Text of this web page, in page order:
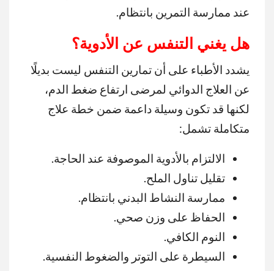
عند ممارسة التمرين بانتظام.
هل يغني التنفس عن الأدوية؟
يشدد الأطباء على أن تمارين التنفس ليست بديلًا
عن العلاج الدوائي لمرضى ارتفاع ضغط الدم،
لكنها قد تكون وسيلة داعمة ضمن خطة علاج
متكاملة تشمل:
الالتزام بالأدوية الموصوفة عند الحاجة.
تقليل تناول الملح.
ممارسة النشاط البدني بانتظام.
الحفاظ على وزن صحي.
النوم الكافي.
السيطرة على التوتر والضغوط النفسية.